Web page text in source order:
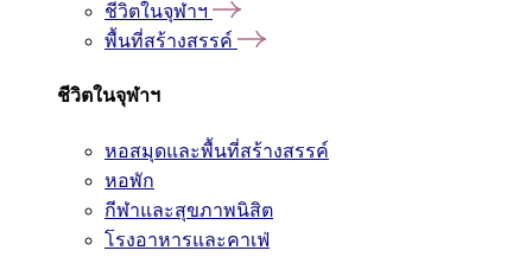
ชีวิตในจุฬาฯ
พื้นที่สร้างสรรค์
ชีวิตในจุฬาฯ
หอสมุดและพื้นที่สร้างสรรค์
หอพัก
กีฬาและสุขภาพนิสิต
โรงอาหารและคาเฟ่